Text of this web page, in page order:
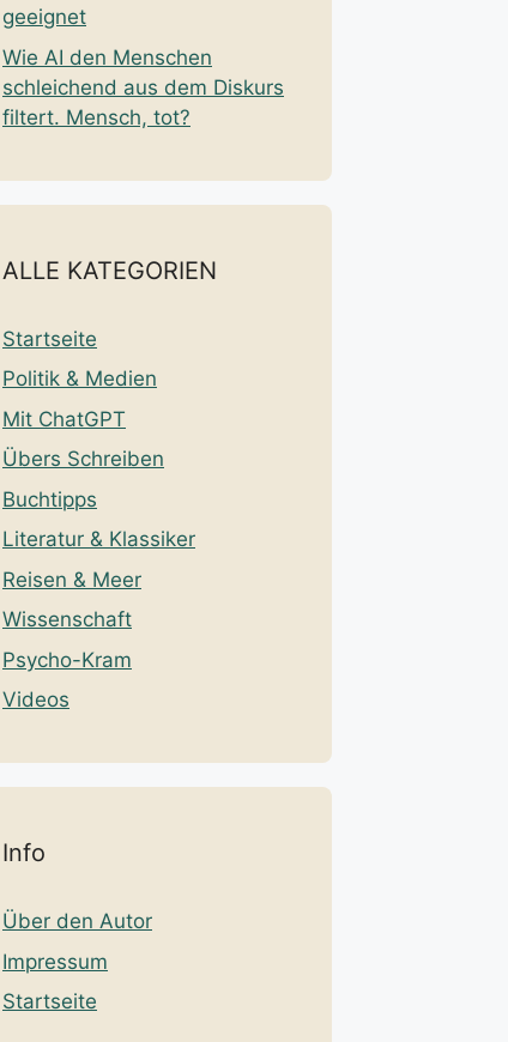
geeignet
Wie AI den Menschen
schleichend aus dem Diskurs
filtert. Mensch, tot?
ALLE KATEGORIEN
Startseite
Politik & Medien
Mit ChatGPT
Übers Schreiben
Buchtipps
Literatur & Klassiker
Reisen & Meer
Wissenschaft
Psycho-Kram
Videos
Info
Über den Autor
Impressum
Startseite